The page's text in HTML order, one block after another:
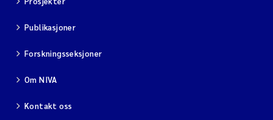
Publikasjoner
Forskningsseksjoner
Om NIVA
Kontakt oss